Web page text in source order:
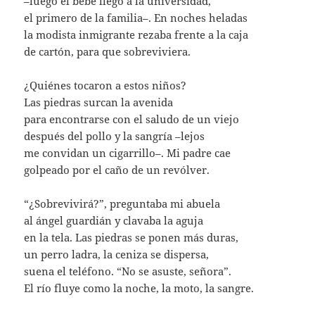
el primero de la familia–. En noches heladas
la modista inmigrante rezaba frente a la caja
de cartón, para que sobreviviera.
¿Quiénes tocaron a estos niños?
Las piedras surcan la avenida
para encontrarse con el saludo de un viejo
después del pollo y la sangría –lejos
me convidan un cigarrillo–. Mi padre cae
golpeado por el caño de un revólver.
“¿Sobrevivirá?”, preguntaba mi abuela
al ángel guardián y clavaba la aguja
en la tela. Las piedras se ponen más duras,
un perro ladra, la ceniza se dispersa,
suena el teléfono. “No se asuste, señora”.
El río fluye como la noche, la moto, la sangre.